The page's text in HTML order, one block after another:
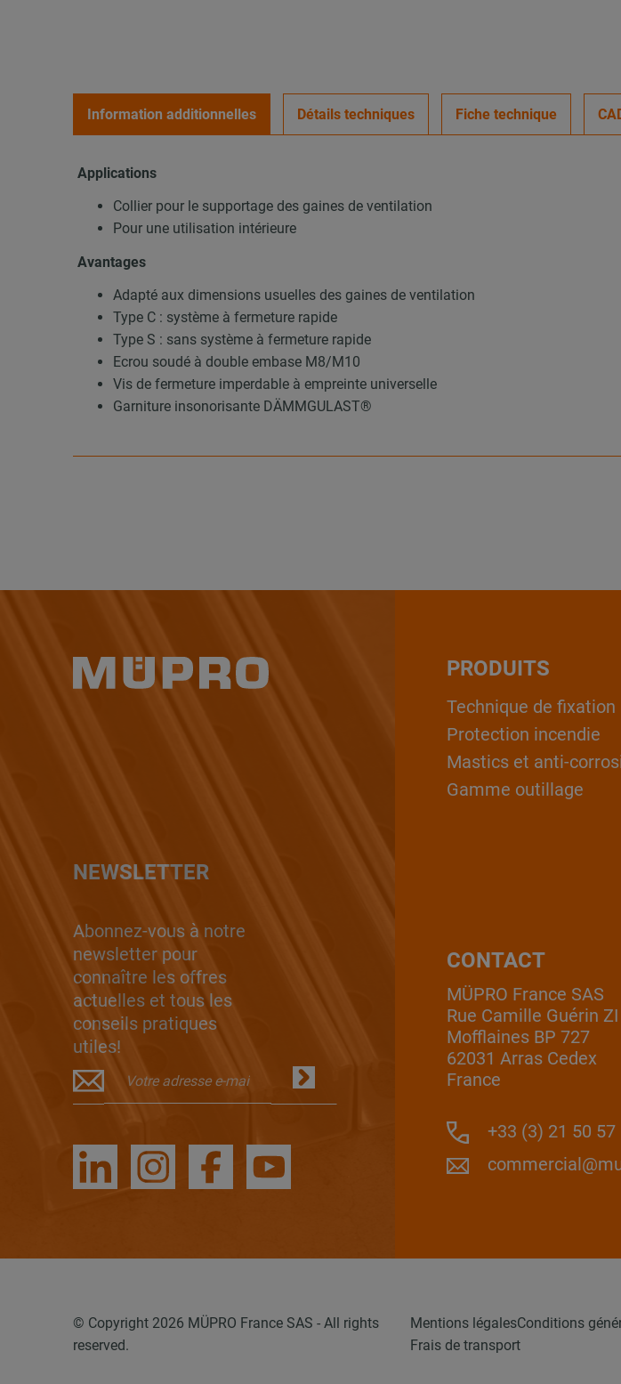
Information additionnelles Détails techniques Fiche technique
Applications
Collier pour le supportage des gaines de ventilation
Pour une utilisation intérieure
Avantages
Adapté aux dimensions usuelles des gaines de ventilation
Type C : système à fermeture rapide
Type S : sans système à fermeture rapide
Ecrou soudé à double embase M8/M10
Vis de fermeture imperdable à empreinte universelle
Garniture insonorisante DÄMMGULAST®
NEWSLETTER
Abonnez-vous à notre
newsletter pour
connaître les offres
actuelles et tous les
conseils pratiques
utiles!
PRODUITS
Technique de fixation
Protection incendie
Mastics et anti-
Gamme outillage
CONTACT
MÜPRO France SAS
Rue Camille Guérin
Mofflaines BP 727
62031 Arras Cedex
France
+33 (3) 21 50 57
© Copyright 2026 MÜPRO France SAS - All rights
reserved.
Mentions légalesConditions
Frais de transport